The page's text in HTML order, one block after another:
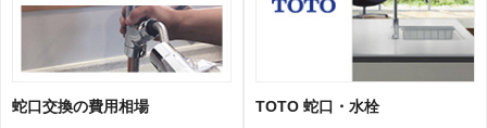
蛇口交換の費用相場 TOTO 蛇口・水栓